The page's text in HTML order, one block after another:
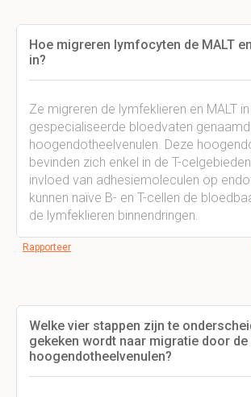
Hoe migreren lymfocyten de MALT
in?
Ze migreren de lymfeklieren en MALT
gespecialiseerde bloedvaten genaamd
hoogendotheelvenulen. Deze
bevinden zich enkel in de T-
invloed van adhesiemoleculen op
kunnen naïve B- en T-cellen de
de lymfeklieren binnendringen.
Rapporteer
Welke vier stappen zijn te
gekeken wordt naar migratie door de
hoogendotheelvenulen?